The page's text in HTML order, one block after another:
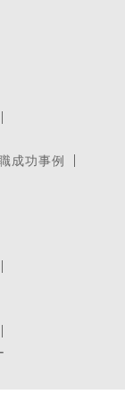
成功事例